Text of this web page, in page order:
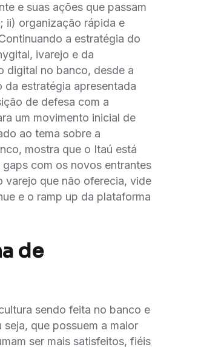
e suas ações que passam
ii) organização rápida e
a estratégia do
ivarejo e da
digital no banco, desde a
estratégia apresentada
de defesa com a
um movimento inicial de
ao tema sobre a
mostra que o Itaú está
com os novos entrantes
varejo que não oferecia, vide
e o ramp up da plataforma
de
sendo feita no banco e
que possuem a maior
ser mais satisfeitos, fiéis